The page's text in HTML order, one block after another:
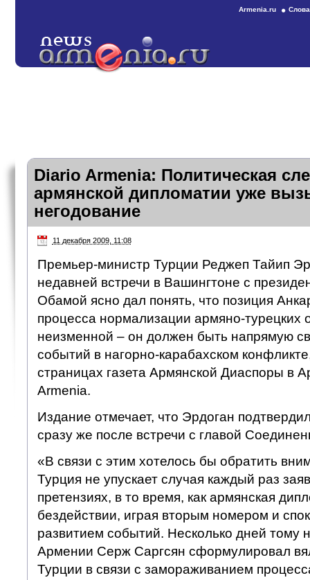
Armenia.ru
Diario Armenia: Политическая
армянской дипломатии уже
негодование
11 декабря 2009, 11:08
Премьер-министр Турции Реджеп Тайип
недавней встречи в Вашингтоне с
Обамой ясно дал понять, что позиция
процесса нормализации армяно-турецких
неизменной – он должен быть напрямую
событий в нагорно-карабахском
страницах газета Армянской Диаспоры в
Armenia.
Издание отмечает, что Эрдоган
сразу же после встречи с главой
«В связи с этим хотелось бы обратить
Турция не упускает случая каждый раз
претензиях, в то время, как армянская
бездействии, играя вторым номером и
развитием событий. Несколько дней тому
Армении Серж Саргсян сформулировал
Турции в связи с замораживанием